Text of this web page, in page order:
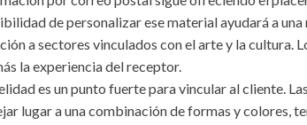
de personalizar ese material ayudará a
a sectores vinculados con el arte y la cultura.
la experiencia del receptor.
es un punto fuerte para vincular al cliente.
lugar a una combinación de formas y colores,